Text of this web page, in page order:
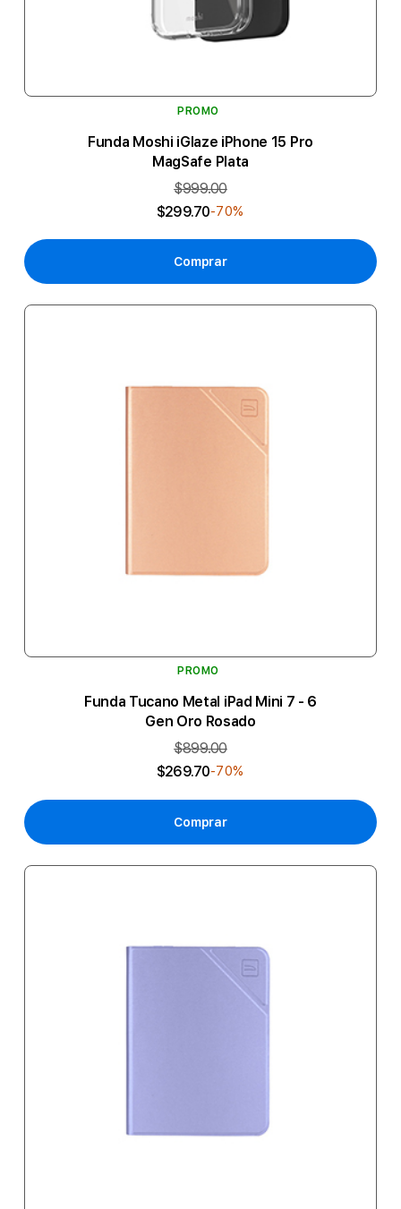
PROMO
Funda Moshi iGlaze iPhone 15 Pro
MagSafe Plata
$999.00
$299.70-70%
Comprar
PROMO
Funda Tucano Metal iPad Mini 7 - 6
Gen Oro Rosado
$899.00
$269.70-70%
Comprar